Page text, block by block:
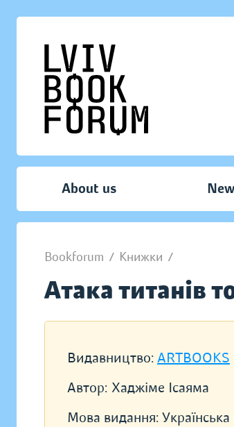
About us
Bookforum / Книжки /
Атака титанів
Видавництво: ARTBOOKS
Автор: Хаджіме Ісаяма
Мова видання: